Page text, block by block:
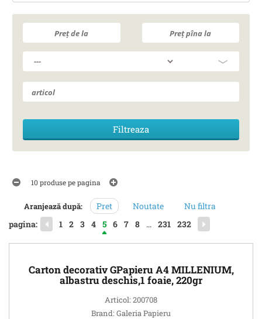
10 produse pe pagina
Aranjează după: Pret Noutate
Nu filtra
pagina:
1 2 3 4 5 6 7 8 ... 231 232
Carton decorativ GPapieru A4 MILLENIUM,
albastru deschis,1 foaie, 220gr
Articol: 200708
Brand: Galeria Papieru